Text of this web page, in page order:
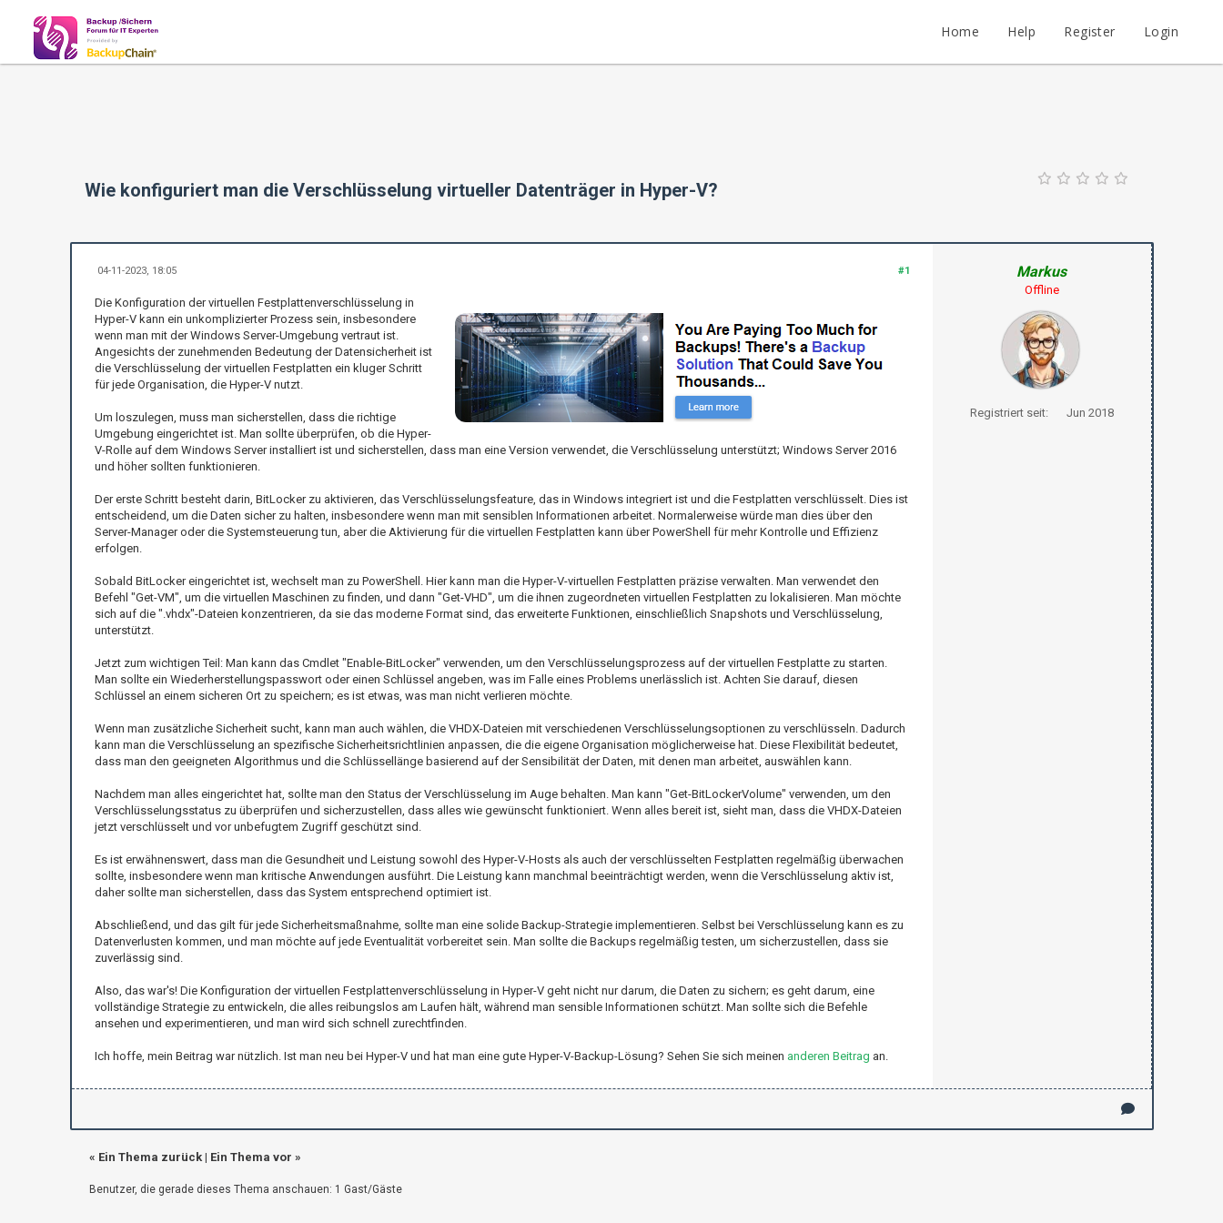
Home Help Register Login
Wie konfiguriert man die Verschlüsselung virtueller Datenträger in Hyper-V?
#1
04-11-2023, 18:05
Die Konfiguration der virtuellen Festplattenverschlüsselung in
Hyper-V kann ein unkomplizierter Prozess sein, insbesondere
wenn man mit der Windows Server-Umgebung vertraut ist.
Angesichts der zunehmenden Bedeutung der Datensicherheit ist
die Verschlüsselung der virtuellen Festplatten ein kluger Schritt
für jede Organisation, die Hyper-V nutzt.
Um loszulegen, muss man sicherstellen, dass die richtige
Umgebung eingerichtet ist. Man sollte überprüfen, ob die Hyper-
V-Rolle auf dem Windows Server installiert ist und sicherstellen, dass man eine Version verwendet, die Verschlüsselung unterstützt; Windows Server 2016
und höher sollten funktionieren.
Der erste Schritt besteht darin, BitLocker zu aktivieren, das Verschlüsselungsfeature, das in Windows integriert ist und die Festplatten verschlüsselt. Dies ist
entscheidend, um die Daten sicher zu halten, insbesondere wenn man mit sensiblen Informationen arbeitet. Normalerweise würde man dies über den
Server-Manager oder die Systemsteuerung tun, aber die Aktivierung für die virtuellen Festplatten kann über PowerShell für mehr Kontrolle und Effizienz
erfolgen.
Sobald BitLocker eingerichtet ist, wechselt man zu PowerShell. Hier kann man die Hyper-V-virtuellen Festplatten präzise verwalten. Man verwendet den
Befehl "Get-VM", um die virtuellen Maschinen zu finden, und dann "Get-VHD", um die ihnen zugeordneten virtuellen Festplatten zu lokalisieren. Man möchte
sich auf die ".vhdx"-Dateien konzentrieren, da sie das moderne Format sind, das erweiterte Funktionen, einschließlich Snapshots und Verschlüsselung,
unterstützt.
Jetzt zum wichtigen Teil: Man kann das Cmdlet "Enable-BitLocker" verwenden, um den Verschlüsselungsprozess auf der virtuellen Festplatte zu starten.
Man sollte ein Wiederherstellungspasswort oder einen Schlüssel angeben, was im Falle eines Problems unerlässlich ist. Achten Sie darauf, diesen
Schlüssel an einem sicheren Ort zu speichern; es ist etwas, was man nicht verlieren möchte.
Wenn man zusätzliche Sicherheit sucht, kann man auch wählen, die VHDX-Dateien mit verschiedenen Verschlüsselungsoptionen zu verschlüsseln. Dadurch
kann man die Verschlüsselung an spezifische Sicherheitsrichtlinien anpassen, die die eigene Organisation möglicherweise hat. Diese Flexibilität bedeutet,
dass man den geeigneten Algorithmus und die Schlüssellänge basierend auf der Sensibilität der Daten, mit denen man arbeitet, auswählen kann.
Nachdem man alles eingerichtet hat, sollte man den Status der Verschlüsselung im Auge behalten. Man kann "Get-BitLockerVolume" verwenden, um den
Verschlüsselungsstatus zu überprüfen und sicherzustellen, dass alles wie gewünscht funktioniert. Wenn alles bereit ist, sieht man, dass die VHDX-Dateien
jetzt verschlüsselt und vor unbefugtem Zugriff geschützt sind.
Es ist erwähnenswert, dass man die Gesundheit und Leistung sowohl des Hyper-V-Hosts als auch der verschlüsselten Festplatten regelmäßig überwachen
sollte, insbesondere wenn man kritische Anwendungen ausführt. Die Leistung kann manchmal beeinträchtigt werden, wenn die Verschlüsselung aktiv ist,
daher sollte man sicherstellen, dass das System entsprechend optimiert ist.
Abschließend, und das gilt für jede Sicherheitsmaßnahme, sollte man eine solide Backup-Strategie implementieren. Selbst bei Verschlüsselung kann es zu
Datenverlusten kommen, und man möchte auf jede Eventualität vorbereitet sein. Man sollte die Backups regelmäßig testen, um sicherzustellen, dass sie
zuverlässig sind.
Also, das war's! Die Konfiguration der virtuellen Festplattenverschlüsselung in Hyper-V geht nicht nur darum, die Daten zu sichern; es geht darum, eine
vollständige Strategie zu entwickeln, die alles reibungslos am Laufen hält, während man sensible Informationen schützt. Man sollte sich die Befehle
ansehen und experimentieren, und man wird sich schnell zurechtfinden.
Ich hoffe, mein Beitrag war nützlich. Ist man neu bei Hyper-V und hat man eine gute Hyper-V-Backup-Lösung? Sehen Sie sich meinen anderen Beitrag an.
Markus
Offline
Registriert seit: Jun 2018
« Ein Thema zurück| Ein Thema vor »
Benutzer, die gerade dieses Thema anschauen: 1 Gast/Gäste